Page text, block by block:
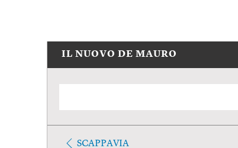
IL NUOVO DE MAURO
SCAPPAVIA